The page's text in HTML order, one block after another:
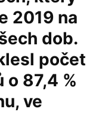
2019 na
dob.
počet
87,4 %
ve